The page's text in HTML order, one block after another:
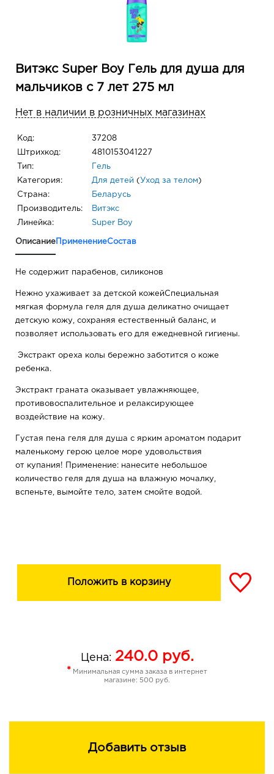
Витэкс Super Boy Гель для душа для
мальчиков с 7 лет 275 мл
Нет в наличии в розничных магазинах
Код: 37208
Штрихкод: 4810153041227
Тип: Гель
Категория: Для детей ( Уход за телом )
Страна: Беларусь
Производитель: Витэкс
Линейка: Super Boy
Описание ПрименениеСостав
Не содержит парабенов, силиконов
Нежно ухаживает за детской кожейСпециальная
мягкая формула геля для душа деликатно очищает
детскую кожу, сохраняя естественный баланс, и
позволяет использовать его для ежедневной гигиены.
Экстракт ореха колы бережно заботится о коже
ребенка.
Экстракт граната оказывает увлажняющее,
противовоспалительное и релаксирующее
воздействие на кожу.
Густая пена геля для душа с ярким ароматом подарит
маленькому герою целое море удовольствия
от купания! Применение: нанесите небольшое
количество геля для душа на влажную мочалку,
вспеньте, вымойте тело, затем смойте водой.
Положить в корзину
Цена: 240.0руб.
* Минимальная сумма заказа в интернет
магазине: 500 руб.
Добавить отзыв